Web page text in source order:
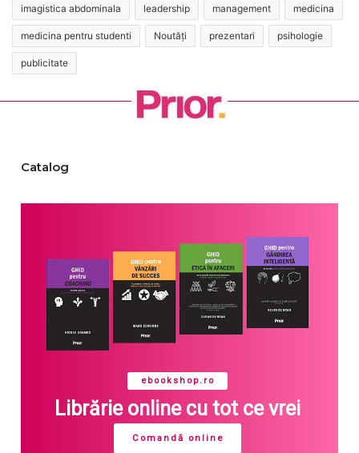
imagistica abdominala leadership management medicina
medicina pentru studenti Noutăți prezentari psihologie
publicitate
Catalog
ebookshop.ro
Librărie online cu tot ce vrei
Comandă online